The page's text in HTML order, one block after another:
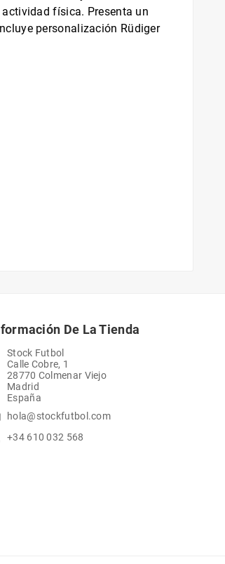
física. Presenta un
personalización Rüdiger
De La Tienda
Stock Futbol
Calle Cobre, 1
28770 Colmenar Viejo
Madrid
España
hola@stockfutbol.com
+34 610 032 568